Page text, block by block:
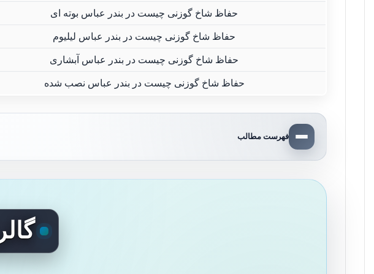
حفاظ شاخ گوزنی چیست در بندر عباس بوته ای
حفاظ شاخ گوزنی چیست در بندر عباس لیلیوم
حفاظ شاخ گوزنی چیست در بندر عباس آبشاری
حفاظ شاخ گوزنی چیست در بندر عباس نصب شده
فهرست مطالب